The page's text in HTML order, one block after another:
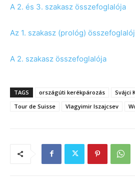
A 2. és 3. szakasz összefoglalója
Az 1. szakasz (prológ)
A 2. szakasz összefoglalója
TAGS országúti kerékpározás
Svájci
Tour de Suisse
Vlagyimir Iszajcsev